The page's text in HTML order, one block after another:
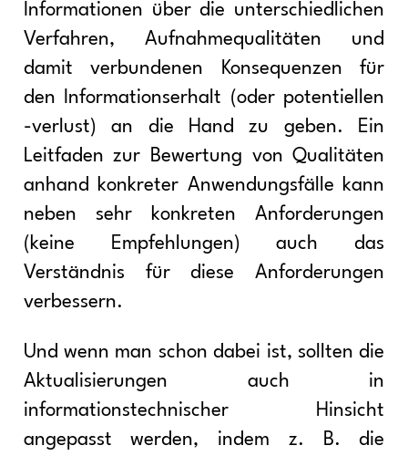
Informationen über die unterschiedlichen
Verfahren, Aufnahmequalitäten und
damit verbundenen Konsequenzen für
den Informationserhalt (oder potentiellen
-verlust) an die Hand zu geben. Ein
Leitfaden zur Bewertung von Qualitäten
anhand konkreter Anwendungsfälle kann
neben sehr konkreten Anforderungen
(keine Empfehlungen) auch das
Verständnis für diese Anforderungen
verbessern.
Und wenn man schon dabei ist, sollten die
Aktualisierungen auch in
informationstechnischer Hinsicht
angepasst werden, indem z. B. die